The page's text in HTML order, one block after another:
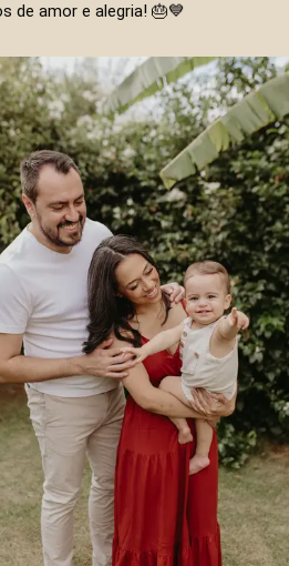
de amor e alegria! 🎂💙